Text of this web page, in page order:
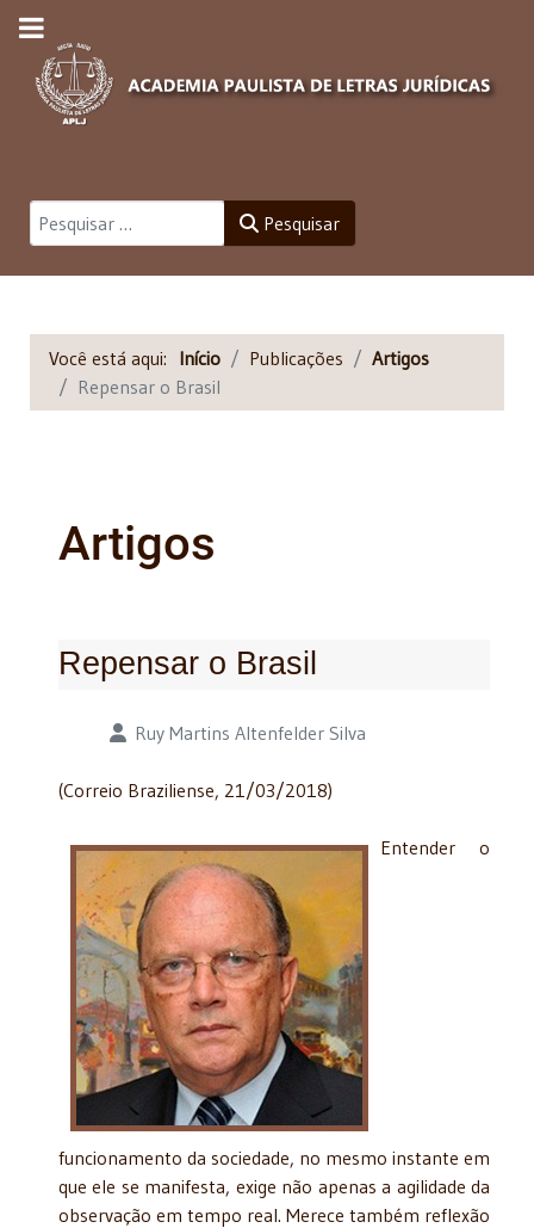
Pesquisar Pesquisar
Você está aqui: Início Publicações
Artigos
Repensar o Brasil
Artigos
Repensar o Brasil
Detalhes Ruy Martins Altenfelder Silva
(Correio Braziliense, 21/03/2018)
Entender o
funcionamento da sociedade, no mesmo instante em
que ele se manifesta, exige não apenas a agilidade da
observação em tempo real. Merece também reflexão